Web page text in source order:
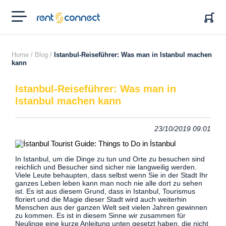
RENT'N
CONNECT
Home / Blog / Istanbul-Reiseführer: Was man in Istanbul machen
kann
Istanbul-Reiseführer: Was man in
Istanbul machen kann
23/10/2019 09:01
In Istanbul, um die Dinge zu tun und Orte zu besuchen sind
reichlich und Besucher sind sicher nie langweilig werden.
Viele Leute behaupten, dass selbst wenn Sie in der Stadt Ihr
ganzes Leben leben kann man noch nie alle dort zu sehen
ist. Es ist aus diesem Grund, dass in Istanbul, Tourismus
floriert und die Magie dieser Stadt wird auch weiterhin
Menschen aus der ganzen Welt seit vielen Jahren gewinnen
zu kommen. Es ist in diesem Sinne wir zusammen für
Neulinge eine kurze Anleitung unten gesetzt haben, die nicht